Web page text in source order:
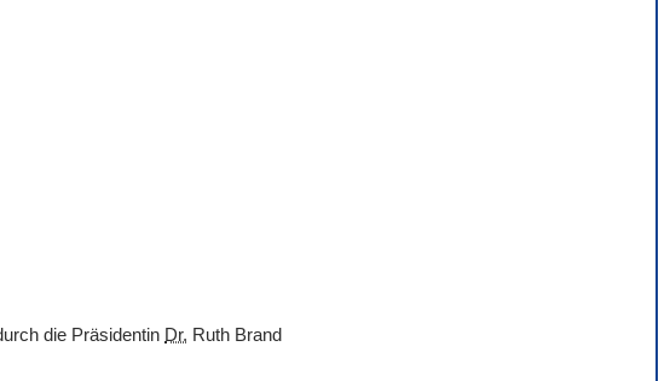
die Präsidentin Dr. Ruth Brand